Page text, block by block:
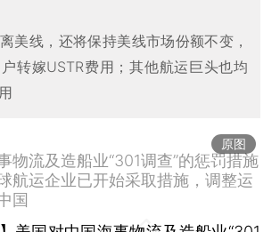
美线，还将保持美线市场份额不变，
转嫁USTR费用；其他航运巨头也均
原图
物流及造船业“301调查”的惩罚措施
航运企业已开始采取措施，调整运
国